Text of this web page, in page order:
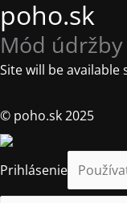
poho.sk
Mód
Site will be
© poho.sk 2025
Prihlásenie